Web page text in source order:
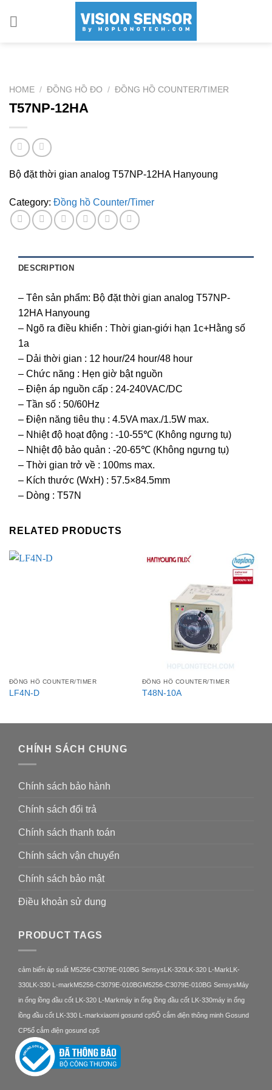
HOME / ĐỒNG HỒ ĐO / ĐỒNG HỒ COUNTER/TIMER
T57NP-12HA
Bộ đặt thời gian analog T57NP-12HA Hanyoung
Category: Đồng hồ Counter/Timer
DESCRIPTION
– Tên sản phẩm: Bộ đặt thời gian analog T57NP-
12HA Hanyoung
– Ngõ ra điều khiển : Thời gian-giới hạn 1c+Hằng số
1a
– Dải thời gian : 12 hour/24 hour/48 hour
– Chức năng : Hẹn giờ bật nguồn
– Điện áp nguồn cấp : 24-240VAC/DC
– Tần số : 50/60Hz
– Điện năng tiêu thụ : 4.5VA max./1.5W max.
– Nhiệt độ hoạt động : -10-55℃ (Không ngưng tụ)
– Nhiệt độ bảo quản : -20-65℃ (Không ngưng tụ)
– Thời gian trở về : 100ms max.
– Kích thước (WxH) : 57.5×84.5mm
– Dòng : T57N
RELATED PRODUCTS
ĐỒNG HỒ COUNTER/TIMER
LF4N-D
ĐỒNG HỒ COUNTER/TIMER
T48N-10A
CHÍNH SÁCH CHUNG
Chính sách bảo hành
Chính sách đổi trả
Chính sách thanh toán
Chính sách vận chuyển
Chính sách bảo mật
Điều khoản sử dung
PRODUCT TAGS
cảm biến áp suất M5256-C3079E-010BG SensysLK-320LK-320 L-MarkLK-
330LK-330 L-markM5256-C3079E-010BGM5256-C3079E-010BG SensysMáy
in ống lồng đầu cốt LK-320 L-Markmáy in ống lồng đầu cốt LK-330máy in ống
lồng đầu cốt LK-330 L-markxiaomi gosund cp5Ổ cắm điện thông minh Gosund
CP5ổ cắm điện gosund cp5